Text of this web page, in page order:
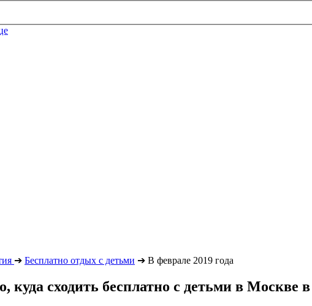
➔ Бесплатно отдых с детьми ➔ В феврале 2019 года
куда сходить бесплатно с детьми в Москве